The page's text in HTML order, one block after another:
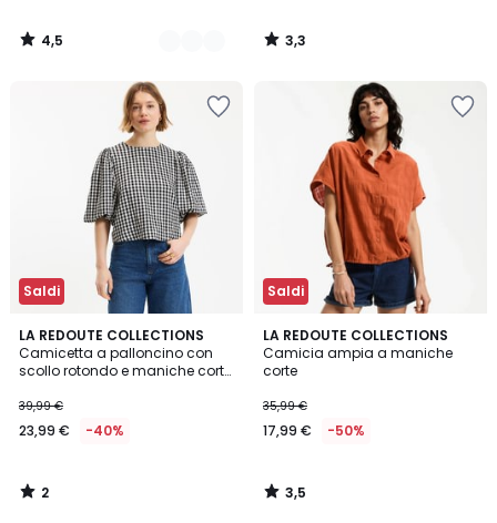
4,5
/
3,3
/
Saldi
LA REDOUTE COLLECTIONS
Camicetta a palloncino con
scollo rotondo e maniche corte
39,99 €
23,99 € -40%
2
/
5
2
/
Saldi
LA REDOUTE COLLECTIONS
Camicia ampia a maniche
corte
35,99 €
17,99 € -50%
3,5
/ 5
3,5
/